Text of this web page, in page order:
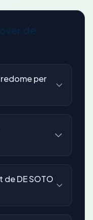
per
DE SOTO